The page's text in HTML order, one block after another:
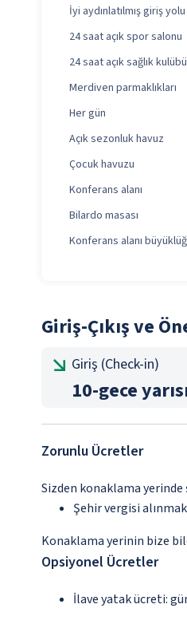
İyi aydınlatılmış giriş yolu
24 saat açık spor salonu
24 saat açık sağlık kulübü
Merdiven parmaklıkları
Her gün
Açık sezonluk havuz
Çocuk havuzu
Konferans alanı
Bilardo masası
Konferans alanı
Giriş-Çıkış ve
Giriş (Check-in)
10-gece
Zorunlu Ücretler
Sizden konaklama
Şehir vergisi
Konaklama yerinin bize
Opsiyonel Ücretler
İlave yatak ücreti: